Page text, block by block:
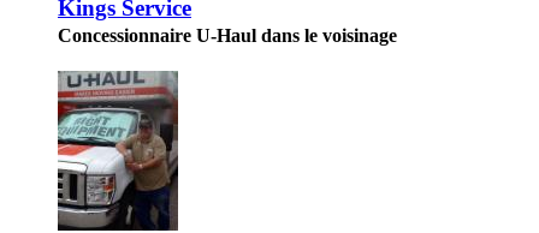
Kings Service
Concessionnaire U-Haul dans le voisinage